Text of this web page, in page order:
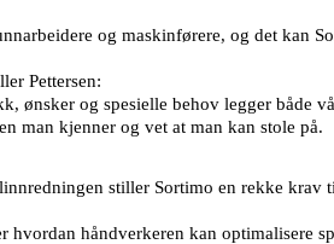
og maskinførere, og det kan
Pettersen:
ønsker og spesielle behov legger både
man kjenner og vet at man kan stole på.
stiller Sortimo en rekke krav
håndverkeren kan optimalisere